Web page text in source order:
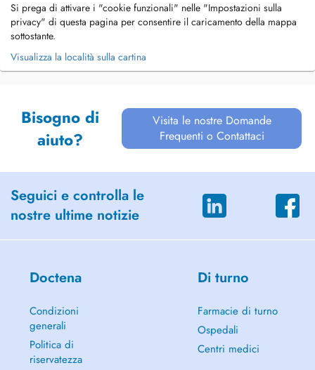
Si prega di attivare i "cookie funzionali" nelle "Impostazioni sulla
privacy" di questa pagina per consentire il caricamento della mappa
sottostante.
Visualizza la località sulla cartina
Bisogno di
aiuto?
Visita le nostre Domande
Frequenti o Contattaci
Seguici e controlla le
nostre ultime notizie
Doctena
Condizioni
generali
Politica di
riservatezza
Di turno
Farmacie di turno
Ospedali
Centri medici